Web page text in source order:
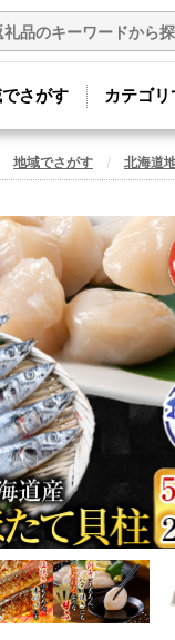
さがす カテゴ
地域でさがす 北海道